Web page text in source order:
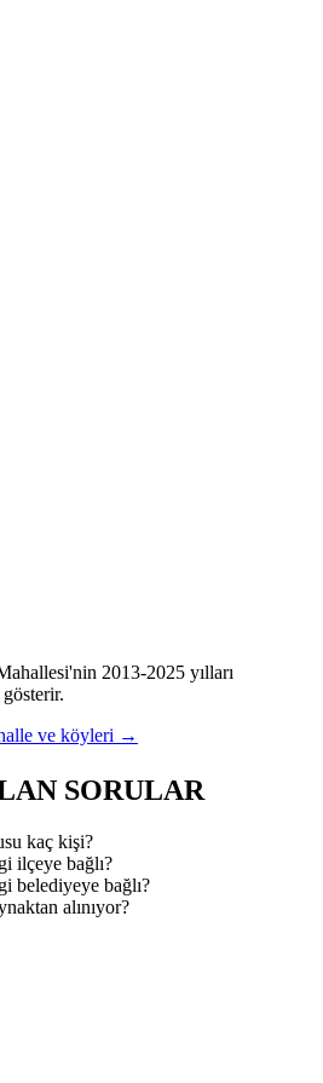
2013-2025 yılları
ve köyleri →
SORULAR
kaç kişi?
ilçeye bağlı?
belediyeye bağlı?
alınıyor?